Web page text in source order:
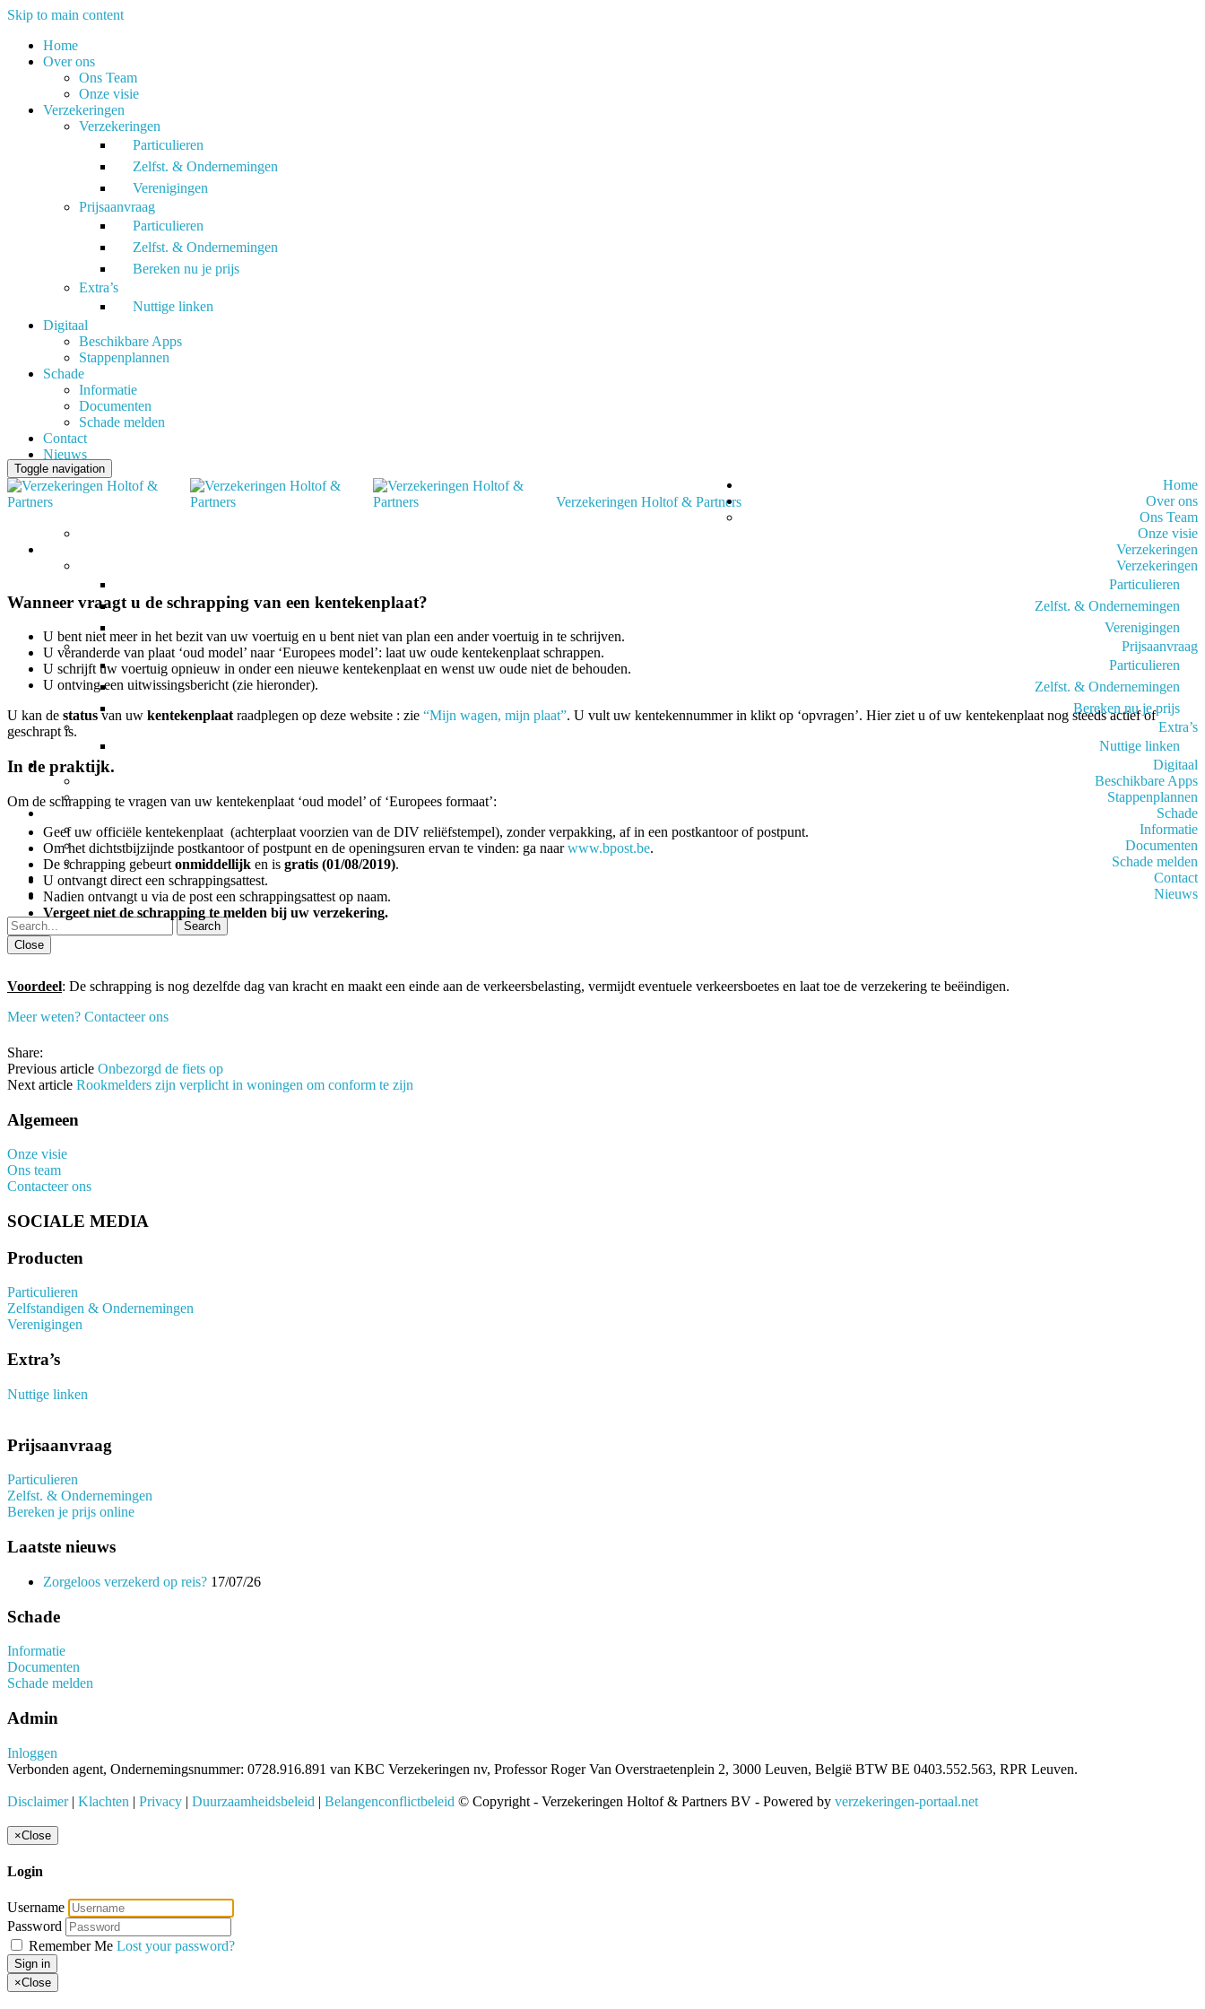
Skip to main content
Home
Over ons
Ons Team
Onze visie
Verzekeringen
Verzekeringen
Particulieren
Zelfst. & Ondernemingen
Verenigingen
Prijsaanvraag
Particulieren
Zelfst. & Ondernemingen
Bereken nu je prijs
Extra’s
Nuttige linken
Digitaal
Beschikbare Apps
Stappenplannen
Schade
Informatie
Documenten
Schade melden
Contact
Nieuws
Toggle navigation
Verzekeringen Holtof & Partners
Home
Over ons
Ons Team
Onze visie
Verzekeringen
Verzekeringen
Particulieren
Zelfst. & Ondernemingen
Verenigingen
Prijsaanvraag
Particulieren
Zelfst. & Ondernemingen
Bereken nu je prijs
Extra’s
Nuttige linken
Digitaal
Beschikbare Apps
Stappenplannen
Schade
Informatie
Documenten
Schade melden
Contact
Nieuws
Close
Wanneer vraagt u de schrapping van een kentekenplaat?
U bent niet meer in het bezit van uw voertuig en u bent niet van plan een ander voertuig in te schrijven.
U veranderde van plaat ‘oud model’ naar ‘Europees model’: laat uw oude kentekenplaat schrappen.
U schrijft uw voertuig opnieuw in onder een nieuwe kentekenplaat en wenst uw oude niet de behouden.
U ontving een uitwissingsbericht (zie hieronder).
U kan de statusvan uw kentekenplaatraadplegen op deze website : zie “Mijn wagen, mijn plaat”. U vult uw kentekennummer in klikt op ‘opvragen’. Hier ziet u of uw kentekenplaat nog steeds actief of
geschrapt is.
In de praktijk.
Om de schrapping te vragen van uw kentekenplaat ‘oud model’ of ‘Europees formaat’:
Geef uw officiële kentekenplaat (achterplaat voorzien van de DIV reliëfstempel), zonder verpakking, af in een postkantoor of postpunt.
Om het dichtstbijzijnde postkantoor of postpunt en de openingsuren ervan te vinden: ga naarwww.bpost.be.
De schrapping gebeurt onmiddellijk en is gratis (01/08/2019).
U ontvangt direct een schrappingsattest.
Nadien ontvangt u via de post een schrappingsattest op naam.
Vergeet niet de schrapping te melden bij uw verzekering.
Voordeel: De schrapping is nog dezelfde dag van kracht en maakt een einde aan de verkeersbelasting, vermijdt eventuele verkeersboetes en laat toe de verzekering te beëindigen.
Meer weten? Contacteer ons
Share:
Previous article Onbezorgd de fiets op
Next article Rookmelders zijn verplicht in woningen om conform te zijn
Algemeen
Onze visie
Ons team
Contacteer ons
SOCIALE MEDIA
Producten
Particulieren
Zelfstandigen & Ondernemingen
Verenigingen
Extra’s
Nuttige linken
Prijsaanvraag
Particulieren
Zelfst. & Ondernemingen
Bereken je prijs online
Laatste nieuws
Zorgeloos verzekerd op reis? 17/07/26
Schade
Informatie
Documenten
Schade melden
Admin
Inloggen
Verbonden agent, Ondernemingsnummer: 0728.916.891 van KBC Verzekeringen nv, Professor Roger Van Overstraetenplein 2, 3000 Leuven, België BTW BE 0403.552.563, RPR Leuven.
Disclaimer| Klachten | Privacy | Duurzaamheidsbeleid | Belangenconflictbeleid © Copyright - Verzekeringen Holtof & Partners BV - Powered by verzekeringen-portaal.net
×Close
Login
Username
Password
Remember Me Lost your password?
Sign in
×Close